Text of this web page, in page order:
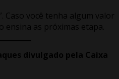
Caso você tenha algum valor
ensina as próximas etapa.
divulgado pela Caixa